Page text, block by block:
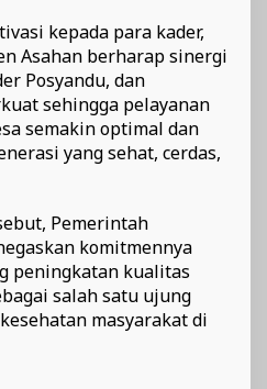
kepada para kader,
Asahan berharap sinergi
Posyandu, dan
sehingga pelayanan
semakin optimal dan
yang sehat, cerdas,
Pemerintah
komitmennya
peningkatan kualitas
salah satu ujung
masyarakat di